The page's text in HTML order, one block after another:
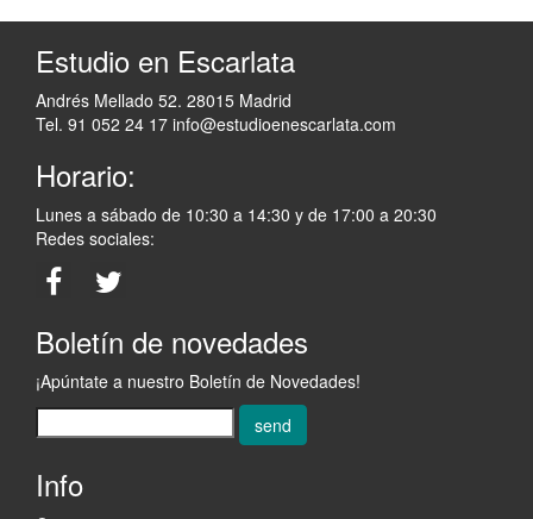
Estudio en Escarlata
Andrés Mellado 52. 28015 Madrid
Tel. 91 052 24 17 info@estudioenescarlata.com
Horario:
Lunes a sábado de 10:30 a 14:30 y de 17:00 a 20:30
Redes sociales:
Boletín de novedades
¡Apúntate a nuestro Boletín de Novedades!
send
Info